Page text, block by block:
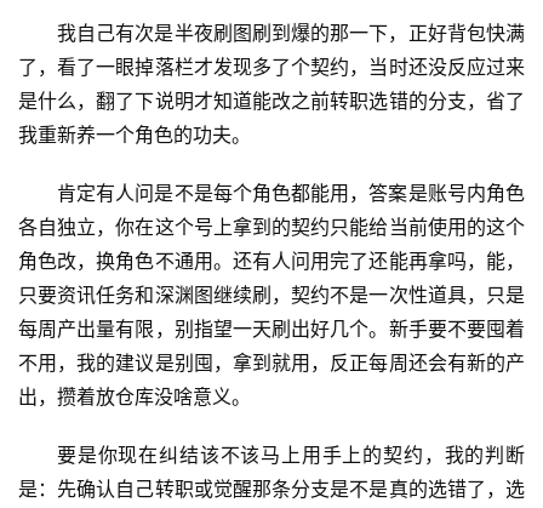
我自己有次是半夜刷图刷到爆的那一下，正好背包快满
了，看了一眼掉落栏才发现多了个契约，当时还没反应过来
是什么，翻了下说明才知道能改之前转职选错的分支，省了
我重新养一个角色的功夫。
肯定有人问是不是每个角色都能用，答案是账号内角色
各自独立，你在这个号上拿到的契约只能给当前使用的这个
角色改，换角色不通用。还有人问用完了还能再拿吗，能，
只要资讯任务和深渊图继续刷，契约不是一次性道具，只是
每周产出量有限，别指望一天刷出好几个。新手要不要囤着
不用，我的建议是别囤，拿到就用，反正每周还会有新的产
出，攒着放仓库没啥意义。
要是你现在纠结该不该马上用手上的契约，我的判断
是：先确认自己转职或觉醒那条分支是不是真的选错了，选